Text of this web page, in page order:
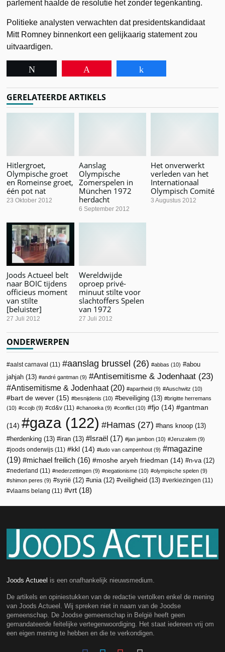
parlement haalde de resolutie het zonder tegenkanting.
Politieke analysten verwachten dat presidentskandidaat
Mitt Romney binnenkort een gelijkaarig statement zou
uitvaardigen.
GERELATEERDE ARTIKELS
Hitlergroet,
Olympische groet
en Romeinse groet,
één pot nat
23 Oktober 2012
Aanslag
Olympische
Zomerspelen in
München 1972
herdacht
6 September 2012
Het onverwerkt
verleden van het
Internationaal
Olympisch Comité
3 Augustus 2012
Joods Actueel belt
naar BOIC tijdens
officieus moment
van stilte
[beluister]
27 Juli 2012
Wereldwijde
oproep privé-
minuut stilte voor
slachtoffers Spelen
van 1972
27 Juli 2012
ONDERWERPEN
aalst carnaval (11) aanslag brussel (26) abbas (10)
abou
jahjah (13) andré gantman (9) Antisemitisme & Jodenhaat (23)
Antisemitisme & Jodenhaat(20) apartheid (9) Auschwitz (10)
bart de wever (15) besnijdenis (10) beveiliging (13)
brigitte herremans
(10)
ccojb (9) cd&v (11) chanoeka (9) conflict (10) fjo (14) gantman
(14) gaza(122) Hamas (27) hans knoop (13)
herdenking (13) iran (13) Israël (17) jan jambon (10) Jeruzalem (9)
joods onderwijs (11) kkl (14) ludo van campenhout (9)
magazine
(19)
michael freilich (16) moshe aryeh friedman (14) n-va(12)
nederland (11) nederzettingen (9) negationisme (10) olympische spelen (9)
shimon peres (9) syrië (12) unia(12) veiligheid (13) verkiezingen (11)
vlaams belang (11) vrt (18)
Joods Actueel is een onafhankelijk nieuwsmedium.
De artikels en opiniestukken van de redactie vertolken enkel de mening
van Joods Actueel. Wij spreken niet in naam van de Joodse
gemeenschap. De Joodse gemeenschap in België heeft geen
gemandateerde feitelijke vertegenwoordiging. Het staat iedereen vrij om
een eigen mening te hebben en die te verkondigen.